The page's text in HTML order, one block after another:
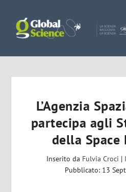
L’Agenzia
partecipa agli
della Space
Inserito da Fulvia Croci |
Pubblicato: 13